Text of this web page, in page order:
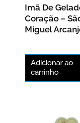
Imã De
Coração –
Miguel
Adicionar ao
carrinho